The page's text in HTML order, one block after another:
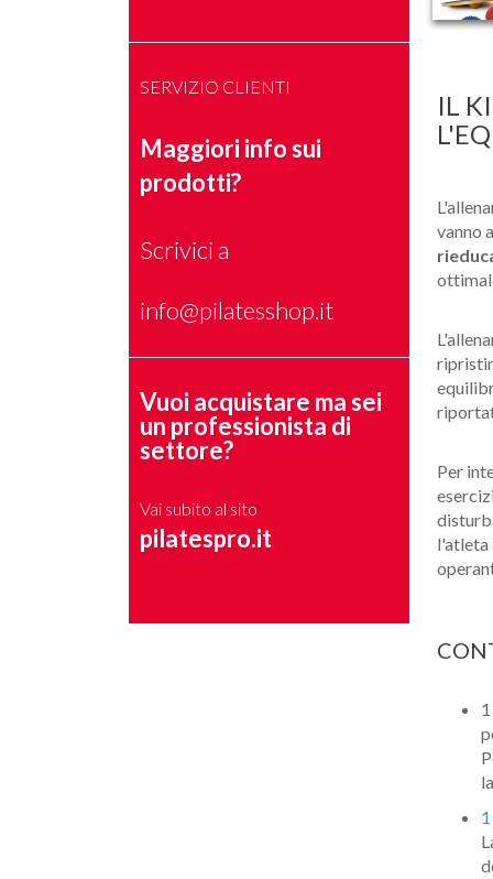
SERVIZIO CLIENTI
Maggiori info sui
prodotti?
Scrivici a
info@pilatesshop.it
Vuoi acquistare ma sei
un professionista di
settore?
Vai subito al sito
pilatespro.it
IL
vanno
Per
l'atleta
1